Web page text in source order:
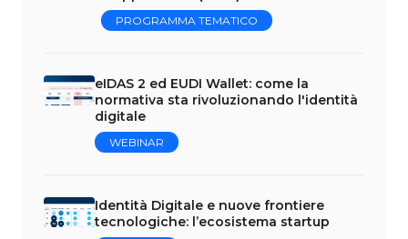
PROGRAMMA TEMATICO
eIDAS 2 ed EUDI Wallet: come la
normativa sta rivoluzionando l'identità
digitale
WEBINAR
Identità Digitale e nuove frontiere
tecnologiche: l’ecosistema startup